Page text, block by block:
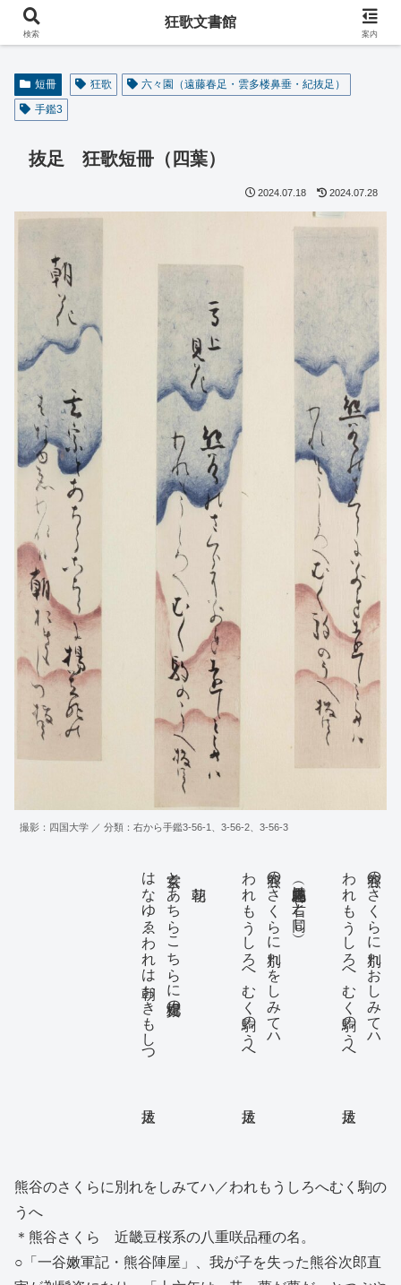
阿波の狂歌師・遠藤春足コレクション
短冊 狂歌
六々園（遠藤春足・雲多楼鼻垂・紀抜足）
手鑑3
抜足 狂歌短冊（四葉）
2024.07.18 2024.07.28
撮影：四国大学 ／ 分類：右から手鑑3-56-1、3-56-2、3-56-3
熊谷のさくらに別れおしみてハ
われもうしろへむく駒のうへ 抜足
馬上見花（内容は右と同じ）
熊谷のさくらに別れをしみてハ
われもうしろへむく駒のうへ 抜足
玄宗とあちらこちらに楊貴妃の
はなゆゑわれは朝おきもしつ 抜足
熊谷のさくらに別れをしみてハ／われもうしろへむく駒の
うへ
＊熊谷さくら 近畿豆桜系の八重咲品種の名。
○「一谷嫩軍記・熊谷陣屋」、我が子を失った熊谷次郎直
検索
狂歌文書館
案内